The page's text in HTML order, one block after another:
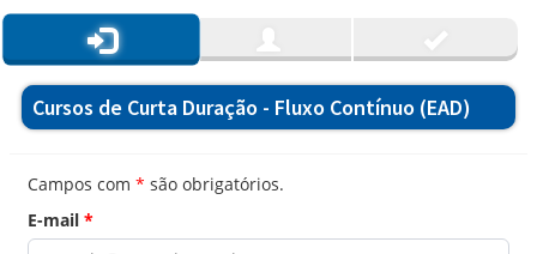
Cursos de Curta Duração - Fluxo Contínuo (EAD)
Campos com * são obrigatórios.
E-mail *